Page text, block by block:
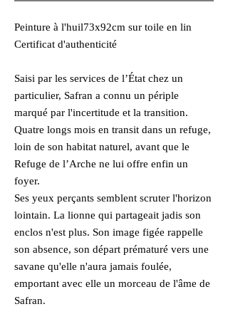
Peinture à l'huil73x92cm sur toile en lin
Certificat d'authenticité
Saisi par les services de l’État chez un
particulier, Safran a connu un périple
marqué par l'incertitude et la transition.
Quatre longs mois en transit dans un refuge,
loin de son habitat naturel, avant que le
Refuge de l’Arche ne lui offre enfin un
foyer.
Ses yeux perçants semblent scruter l'horizon
lointain. La lionne qui partageait jadis son
enclos n'est plus. Son image figée rappelle
son absence, son départ prématuré vers une
savane qu'elle n'aura jamais foulée,
emportant avec elle un morceau de l'âme de
Safran.